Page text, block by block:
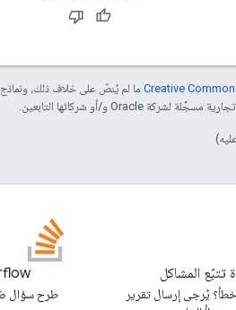
ما لم يُنصّ على خلاف ذلك،
تتبّع المشاكل
يُرجى إرسال تقرير